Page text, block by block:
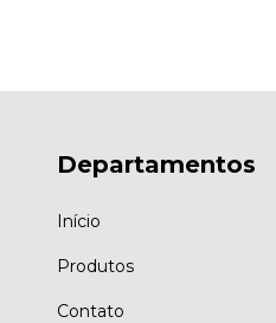
Departamentos
Início
Produtos
Contato